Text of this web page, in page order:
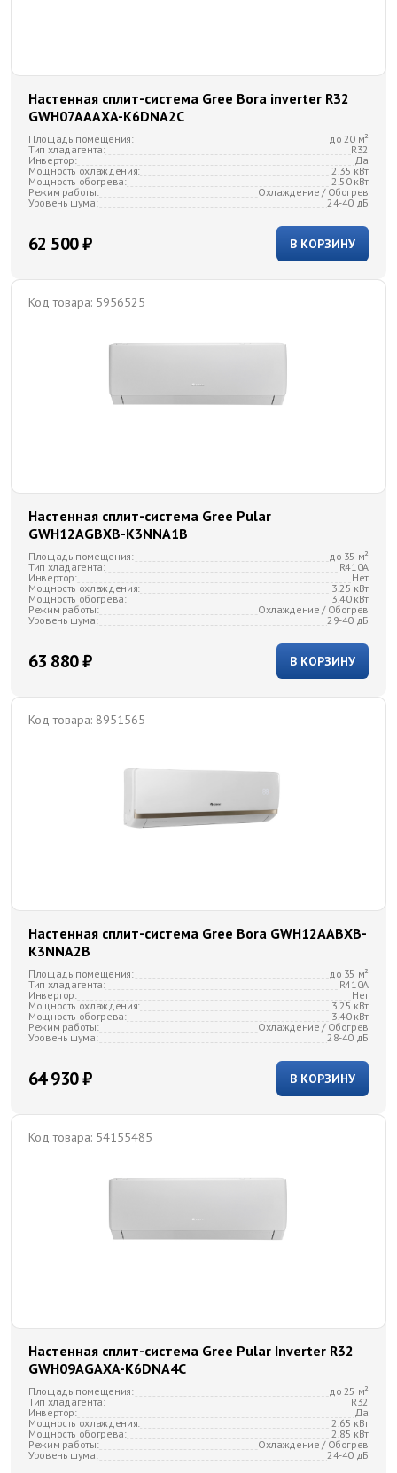
Настенная сплит-система Gree Bora inverter R32
GWH07AAAXA-K6DNA2C
Площадь помещения:
до 20 м²
Тип хладагента:
R32
Инвертор:
Да
Мощность охлаждения:
2.35 кВт
Мощность обогрева:
2.50 кВт
Режим работы:
Охлаждение / Обогрев
Уровень шума:
24-40 дБ
В КОРЗИНУ
62 500 ₽
Код товара: 5956525
Настенная сплит-система Gree Pular
GWH12AGBXB-K3NNA1B
Площадь помещения:
до 35 м²
Тип хладагента:
R410A
Инвертор:
Нет
Мощность охлаждения:
3.25 кВт
Мощность обогрева:
3.40 кВт
Режим работы:
Охлаждение / Обогрев
Уровень шума:
29-40 дБ
В КОРЗИНУ
63 880 ₽
Код товара: 8951565
Настенная сплит-система Gree Bora GWH12AABXB-
K3NNA2B
Площадь помещения:
до 35 м²
Тип хладагента:
R410A
Инвертор:
Нет
Мощность охлаждения:
3.25 кВт
Мощность обогрева:
3.40 кВт
Режим работы:
Охлаждение / Обогрев
Уровень шума:
28-40 дБ
В КОРЗИНУ
64 930 ₽
Код товара: 54155485
Настенная сплит-система Gree Pular Inverter R32
GWH09AGAXA-K6DNA4C
Площадь помещения:
до 25 м²
Тип хладагента:
R32
Инвертор:
Да
Мощность охлаждения:
2.65 кВт
Мощность обогрева:
2.85 кВт
Режим работы:
Охлаждение / Обогрев
Уровень шума:
24-40 дБ